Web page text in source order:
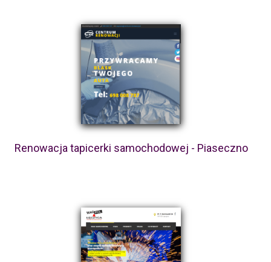
Renowacja tapicerki samochodowej - Piaseczno